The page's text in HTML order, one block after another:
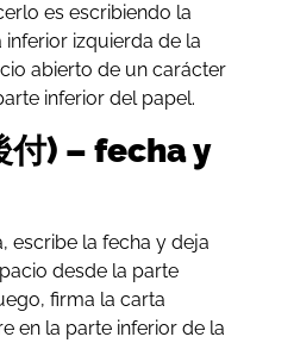
es escribiendo la
izquierda de la
abierto de un carácter
inferior del papel.
) – fecha y
escribe la fecha y deja
desde la parte
firma la carta
en la parte inferior de la